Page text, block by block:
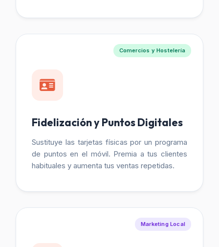
Comercios y Hostelería
Fidelización y Puntos Digitales
Sustituye las tarjetas físicas por un programa
de puntos en el móvil. Premia a tus clientes
habituales y aumenta tus ventas repetidas.
Marketing Local